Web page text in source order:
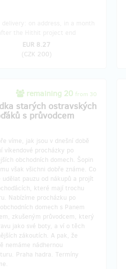
EUR 8.27
(CZK 200)
remaining 20 from 30
starých ostravských
s průvodcem
víme, jak jsou v dnešní době
víkendové procházky po
obchodních domech. Šopin
však všichni dobře známe. Co
udělat pauzu od nákupů a projít
které mají trochu
Nabízíme procházku po
domech s Panem
zkušeným průvodcem, který
jako své boty, a ví o těch
zákoutích. A pak, že
nemáme nádhernou
Praha hadra. Termíny